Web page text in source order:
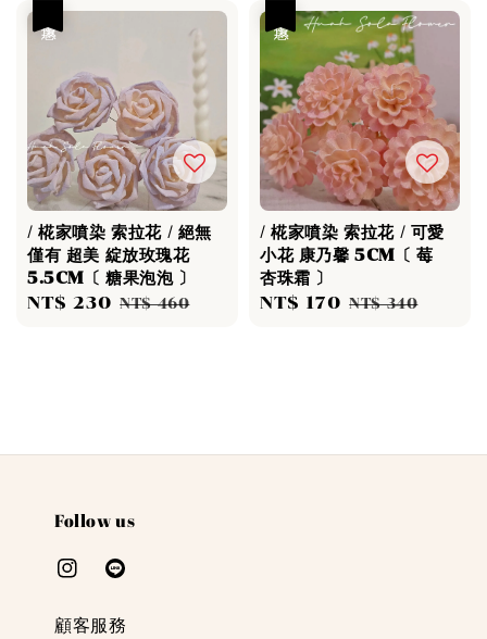
/ 椛家噴染 索拉花 / 絕無
僅有 超美 綻放玫瑰花
5.5CM〔 糖果泡泡 〕
Sale
NT$ 230 Regular
NT$ 460
/ 椛家噴染 索拉花 / 可愛
小花 康乃馨 5CM〔 莓
杏珠霜 〕
Sale
NT$ 170 Regular
NT$ 340
Follow us
顧客服務